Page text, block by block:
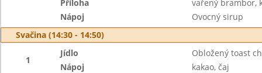
Příloha
vařený brambor,
Nápoj
Ovocný sirup
Svačina (14:30 - 14:50)
1
Jídlo
Obložený toast
Nápoj
kakao, čaj